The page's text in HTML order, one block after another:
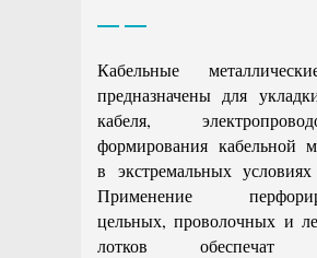
Кабельные
предназначены для
кабеля,
формирования кабельной
в экстремальных
Применение
цельных, проволочных и
лотков обеспечат